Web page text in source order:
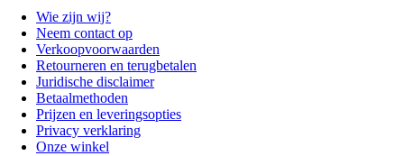
Wie zijn wij?
Neem contact op
Verkoopvoorwaarden
Retourneren en terugbetalen
Juridische disclaimer
Betaalmethoden
Prijzen en leveringsopties
Privacy verklaring
Onze winkel